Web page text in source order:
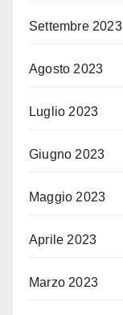
Settembre 2023
Agosto 2023
Luglio 2023
Giugno 2023
Maggio 2023
Aprile 2023
Marzo 2023